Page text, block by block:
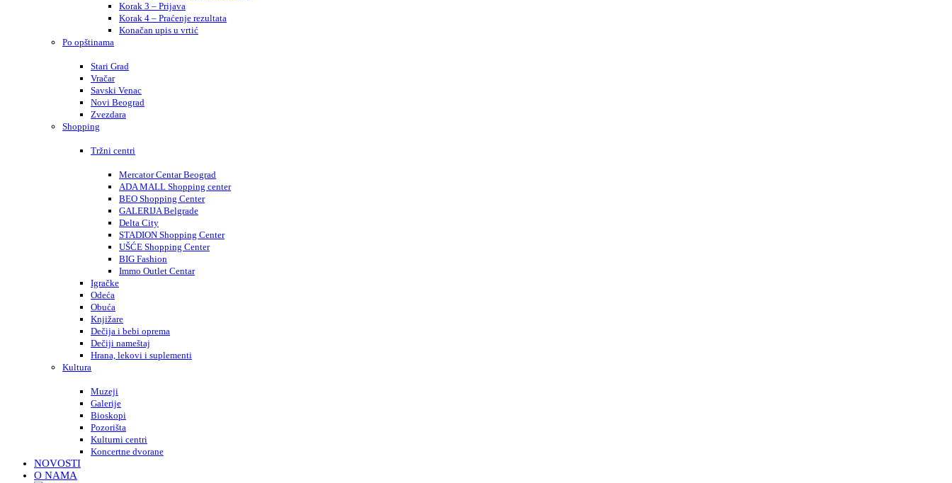
Korak 3 – Prijava
Korak 4 – Praćenje rezultata
Konačan upis u vrtić
Po opštinama
Stari Grad
Vračar
Savski Venac
Novi Beograd
Zvezdara
Shopping
Tržni centri
Mercator Centar Beograd
ADA MALL Shopping center
BEO Shopping Center
GALERIJA Belgrade
Delta City
STADION Shopping Center
UŠĆE Shopping Center
BIG Fashion
Immo Outlet Centar
Igračke
Odeća
Obuća
Knjižare
Dečija i bebi oprema
Dečiji nameštaj
Hrana, lekovi i suplementi
Kultura
Muzeji
Galerije
Bioskopi
Pozorišta
Kulturni centri
Koncertne dvorane
NOVOSTI
O NAMA